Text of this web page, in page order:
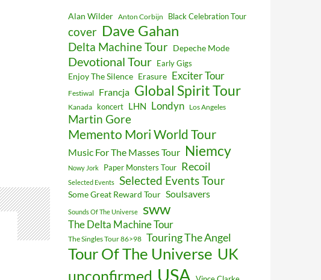
Alan Wilder Anton Corbijn Black Celebration Tour
cover Dave Gahan
Delta Machine Tour Depeche Mode
Devotional Tour Early Gigs
Enjoy The Silence Erasure Exciter Tour
Festiwal Francja Global Spirit Tour
Kanada koncert LHN Londyn Los Angeles
Martin Gore
Memento Mori World Tour
Music For The Masses Tour Niemcy
Nowy Jork Paper Monsters Tour Recoil
Selected Events Selected Events Tour
Some Great Reward Tour Soulsavers
Sounds Of The Universe sww
The Delta Machine Tour
The Singles Tour 86>98 Touring The Angel
Tour Of The Universe UK
unconfirmed USA